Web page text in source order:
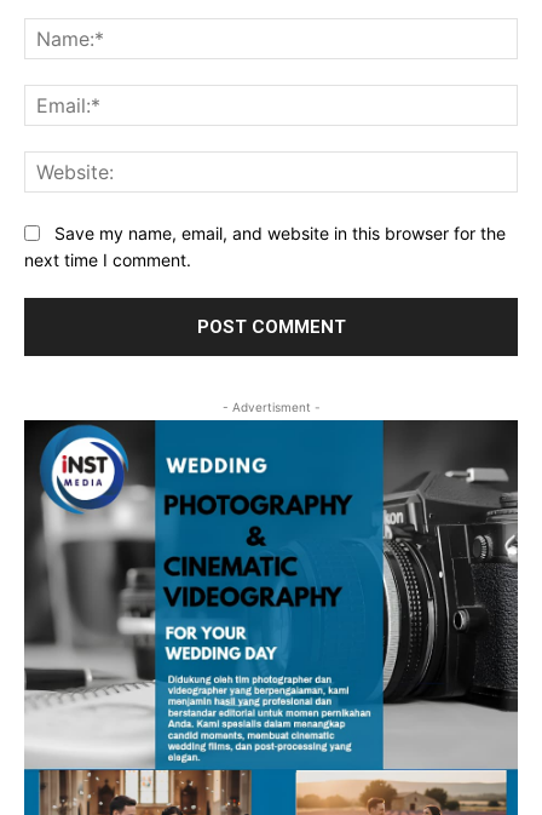
Save my name, email, and website in this browser for the
next time I comment.
- Advertisment -